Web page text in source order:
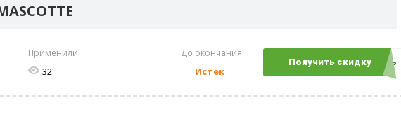
Применили:
32
До окончания:
Истек
Получить скидкуОткрыть